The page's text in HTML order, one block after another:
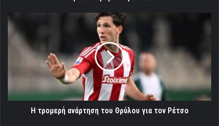
Η
τρομερή
ανάρτηση
Ρέτσο
Η τρομερή ανάρτηση του Θρύλου για τον Ρέτσο